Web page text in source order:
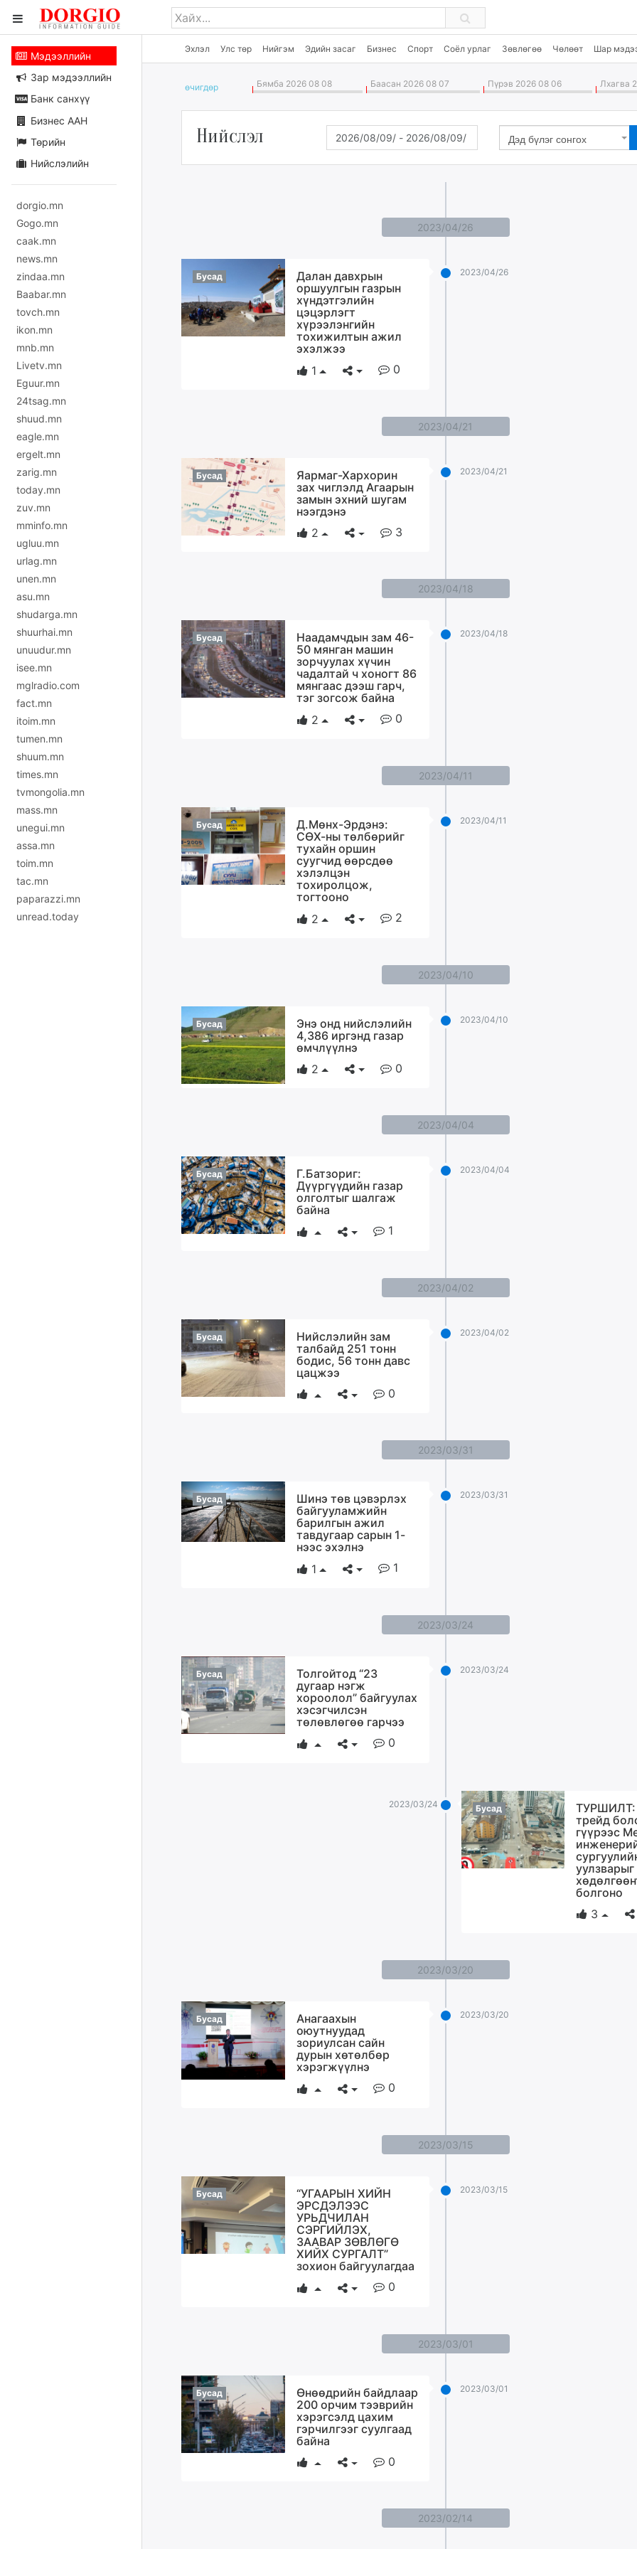
Эхлэл Улс төр Нийгэм Эдийн засаг Бизнес Спорт Соёл урлаг Зөвлөгөө Чөлөөт Шар
Мэдээллийн
Зар мэдээллийн
Банк санхүү
Бизнес ААН
Төрийн
Нийслэлийн
dorgio.mn
Gogo.mn
caak.mn
news.mn
zindaa.mn
Baabar.mn
tovch.mn
ikon.mn
mnb.mn
Livetv.mn
Eguur.mn
24tsag.mn
shuud.mn
eagle.mn
ergelt.mn
zarig.mn
today.mn
zuv.mn
mminfo.mn
ugluu.mn
urlag.mn
unen.mn
asu.mn
shudarga.mn
shuurhai.mn
unuudur.mn
isee.mn
mglradio.com
fact.mn
itoim.mn
tumen.mn
shuum.mn
times.mn
tvmongolia.mn
mass.mn
unegui.mn
assa.mn
toim.mn
tac.mn
paparazzi.mn
unread.today
өчигдѳр Бямба 2026 08 08 Баасан 2026 08 07 Пүрэв 2026 08 06 Лхагва
Нийслэл Дэд бүлэг сонгох
2023/04/26
2023/04/26
Бусад
Далан давхрын
оршуулгын газрын
хүндэтгэлийн
цэцэрлэгт
хүрээлэнгийн
тохижилтын ажил
эхэлжээ
1
0
2023/04/21
2023/04/21
Бусад
Яармаг-Хархорин
зах чиглэлд Агаарын
замын эхний шугам
нээгдэнэ
2
3
2023/04/18
2023/04/18
Бусад
Наадамчдын зам 46-
50 мянган машин
зорчуулах хүчин
чадалтай ч хоногт 86
мянгаас дээш гарч,
тэг зогсож байна
2
0
2023/04/11
2023/04/11
Бусад
Д.Мөнх-Эрдэнэ:
СӨХ-ны төлбөрийг
тухайн оршин
суугчид өөрсдөө
хэлэлцэн
тохиролцож,
тогтооно
2
2
2023/04/10
2023/04/10
Бусад
Энэ онд нийслэлийн
4,386 иргэнд газар
өмчлүүлнэ
2
0
2023/04/04
2023/04/04
Бусад
Г.Батзориг:
Дүүргүүдийн газар
олголтыг шалгаж
байна
1
2023/04/02
2023/04/02
Бусад
Нийслэлийн зам
талбайд 251 тонн
бодис, 56 тонн давс
цацжээ
0
2023/03/31
2023/03/31
Бусад
Шинэ төв цэвэрлэх
байгууламжийн
барилгын ажил
тавдугаар сарын 1-
нээс эхэлнэ
1
1
2023/03/24
2023/03/24
Бусад
Толгойтод “23
дугаар нэгж
хороолол” байгуулах
хэсэгчилсэн
төлөвлөгөө гарчээ
0
2023/03/24 Бусад
ТУРШИЛТ:
трейд
гүүрээс
уулзварыг
болгоно
3
2023/03/20
2023/03/20
Бусад
Анагаахын
оюутнуудад
зориулсан сайн
дурын хөтөлбөр
хэрэгжүүлнэ
0
2023/03/15
2023/03/15
Бусад
“УГААРЫН ХИЙН
ЭРСДЭЛЭЭС
УРЬДЧИЛАН
СЭРГИЙЛЭХ,
ЗААВАР ЗӨВЛӨГӨ
ХИЙХ СУРГАЛТ”
зохион байгуулагдаа
0
2023/03/01
2023/03/01
Бусад
Өнөөдрийн байдлаар
200 орчим тээврийн
хэрэгсэлд цахим
гэрчилгээг суулгаад
байна
0
2023/02/14